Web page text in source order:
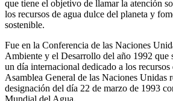
que tiene el objetivo de llamar la atención
los recursos de agua dulce del planeta y
sostenible.
Fue en la Conferencia de las Naciones
Ambiente y el Desarrollo del año 1992 que
un día internacional dedicado a los
Asamblea General de las Naciones Unidas
designación del día 22 de marzo de 1993
Mundial del Agua.